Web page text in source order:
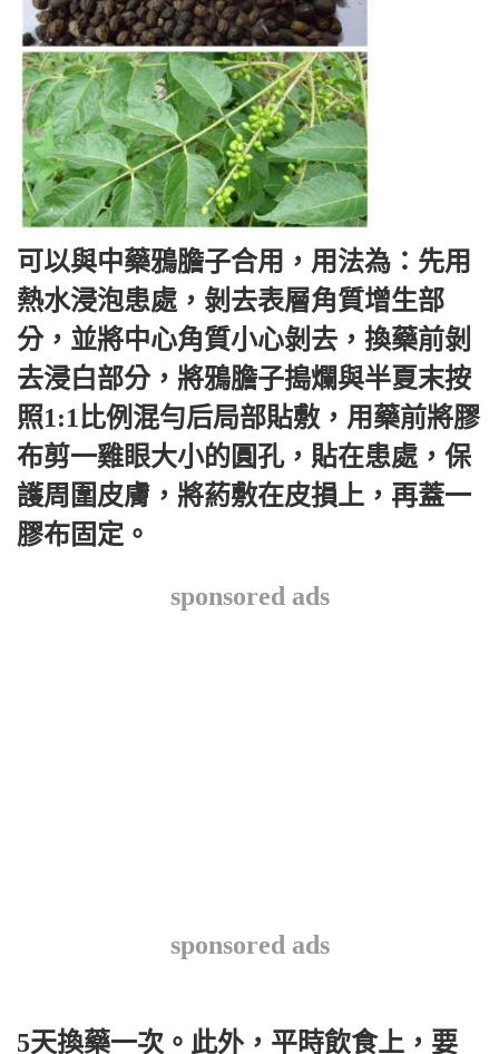
可以與中藥鴉膽子合用，用法為：先用
熱水浸泡患處，剝去表層角質增生部
分，並將中心角質小心剝去，換藥前剝
去浸白部分，將鴉膽子搗爛與半夏末按
照1:1比例混勻后局部貼敷，用藥前將膠
布剪一雞眼大小的圓孔，貼在患處，保
護周圍皮膚，將葯敷在皮損上，再蓋一
膠布固定。
sponsored ads
sponsored ads
5天換藥一次。此外，平時飲食上，要